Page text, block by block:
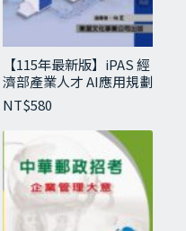
【115年最新版】iPAS 經
濟部產業人才 AI應用規劃
師(中級)
NT$580